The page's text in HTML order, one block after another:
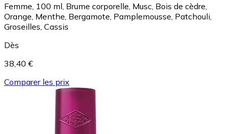
Femme, 100 ml, Brume corporelle, Musc, Bois de cèdre,
Orange, Menthe, Bergamote, Pamplemousse, Patchouli,
Groseilles, Cassis
Dès
38,40 €
Comparer les prix